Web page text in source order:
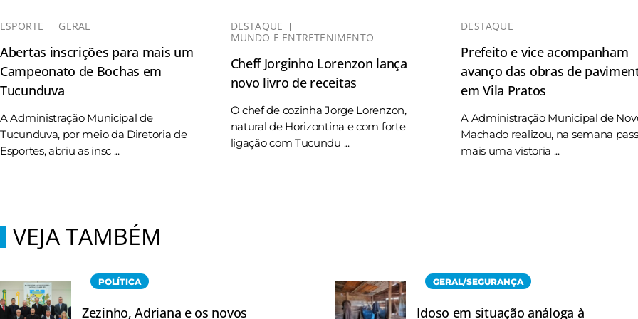
ESPORTE GERAL
Abertas inscrições para mais um
Campeonato de Bochas em
Tucunduva
A Administração Municipal de
Tucunduva, por meio da Diretoria de
Esportes, abriu as insc ...
DESTAQUE
MUNDO E ENTRETENIMENTO
Cheff Jorginho Lorenzon lança
novo livro de receitas
O chef de cozinha Jorge Lorenzon,
natural de Horizontina e com forte
ligação com Tucundu ...
DESTAQUE
Prefeito e vice acompanham
avanço das obras de
em Vila Pratos
A Administração Municipal de
Machado realizou, na semana
mais uma vistoria ...
VEJA TAMBÉM
POLÍTICA
Zezinho, Adriana e os novos
GERAL/SEGURANÇA
Idoso em situação análoga à